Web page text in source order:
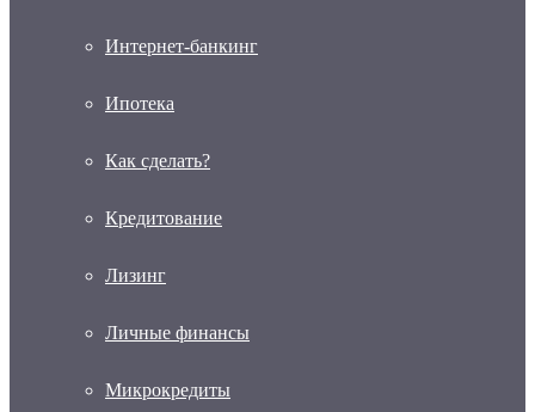
Интернет-банкинг
Ипотека
Как сделать?
Кредитование
Лизинг
Личные финансы
Микрокредиты